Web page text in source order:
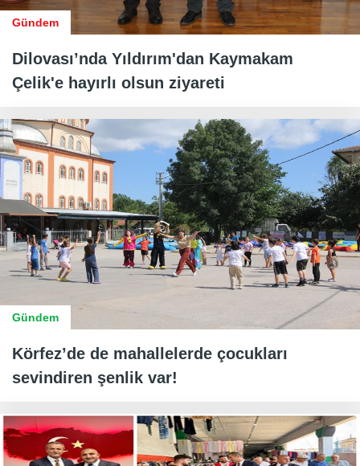
Gündem
Dilovası’nda Yıldırım'dan Kaymakam
Çelik'e hayırlı olsun ziyareti
Gündem
Körfez’de de mahallelerde çocukları
sevindiren şenlik var!